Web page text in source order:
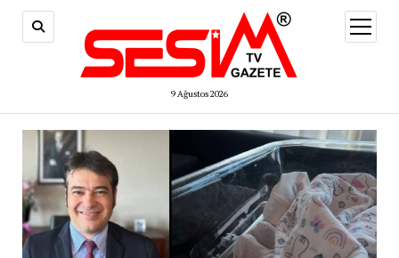
9 Ağustos 2026
aç